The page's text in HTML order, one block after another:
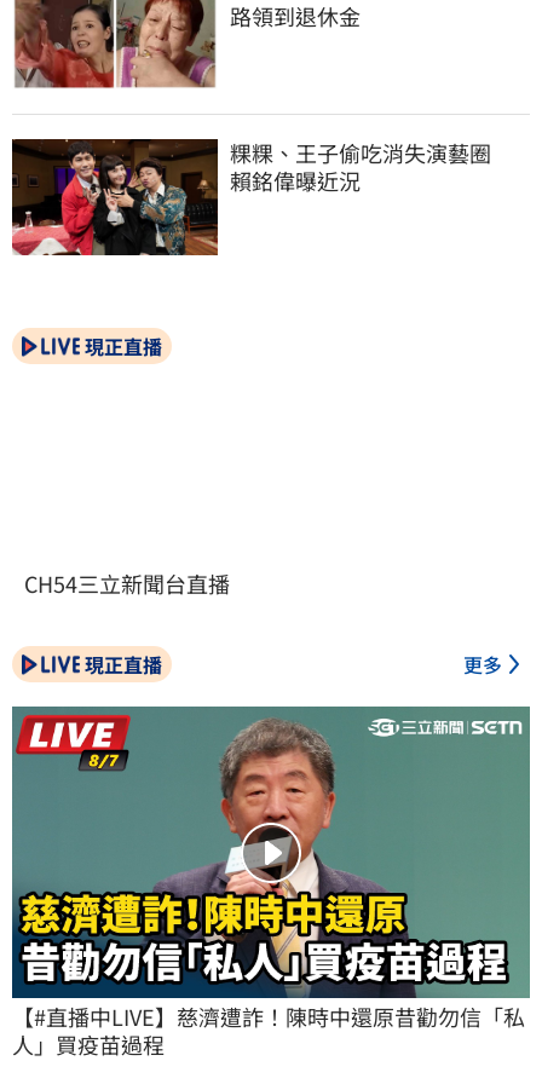
路領到退休金
粿粿、王子偷吃消失演藝圈
賴銘偉曝近況
現正直播
CH54三立新聞台直播
現正直播 更多
【#直播中LIVE】慈濟遭詐！陳時中還原昔勸勿信「私
人」買疫苗過程